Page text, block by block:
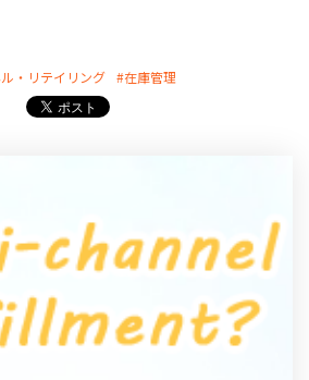
EC
など
・リテイリング #在庫管理